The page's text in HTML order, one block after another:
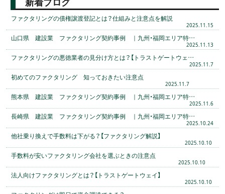
ファクタリングの債権譲渡登記とは？仕組みと注意点を解説
2025.11.15
山口県 建設業 ファクタリング契約事例 ｜九州・福岡エリア特…
2025.11.13
ファクタリングの悪徳業者の見分け方とは？【トラストゲートウェ…
2025.11.7
初めてのファクタリング 知っておきたい注意点
2025.11.7
熊本県 建設業 ファクタリング契約事例 ｜九州・福岡エリア特…
2025.11.6
長崎県 建設業 ファクタリング契約事例 ｜九州・福岡エリア特…
2025.10.24
他社乗り換えで手数料は下がる？【ファクタリング解説】
2025.10.10
手数料が安いファクタリング会社を選ぶときの注意点
2025.10.10
法人向けファクタリングとは？【トラストゲートウェイ】
2025.10.10